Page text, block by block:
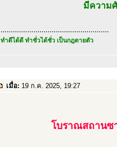
มีความ
.....................................................
ทำดีได้ดี ทำชั่วได้ชั่ว เป็นกฎตายตัว
เมื่อ: 19 ก.ค. 2025, 19:27
โบราณสถานซ